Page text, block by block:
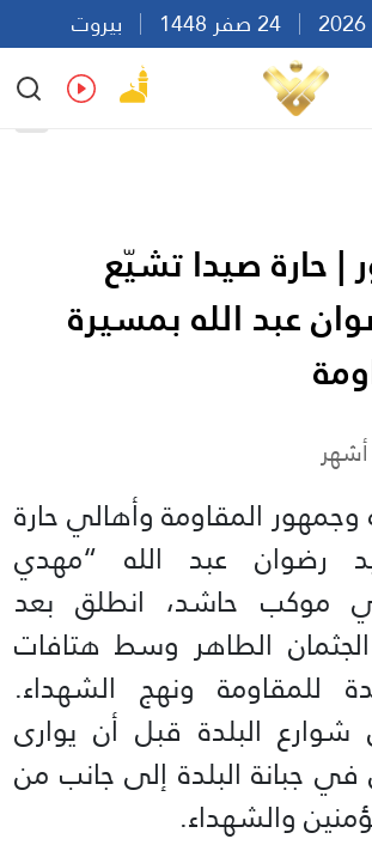
بيروت
Ar
| حارة صيدا تشيّع
عبد الله بمسيرة
المقاومة وأهالي حارة
رضوان عبد الله “مهدي
موكب حاشد، انطلق بعد
الطاهر وسط هتافات
للمقاومة ونهج الشهداء.
البلدة قبل أن يوارى
في جبانة البلدة إلى جانب من
والشهداء.